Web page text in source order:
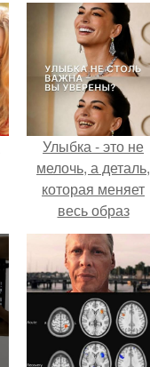
Улыбка - это не
мелочь, а деталь,
которая меняет
весь образ
человека.